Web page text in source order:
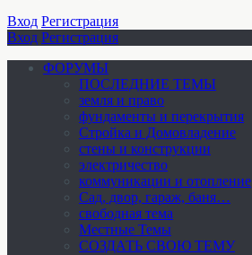
Вход Регистрация
Вход Регистрация
ФОРУМЫ
ПОСЛЕДНИЕ ТЕМЫ
земля и право
фундаменты и перекрытия
Стройка и Домовладение
стены и конструкции
электричество
коммуникации и отопление
Cад, двор, гараж, баня…
свободная тема
Местные Темы
СОЗДАТЬ СВОЮ ТЕМУ